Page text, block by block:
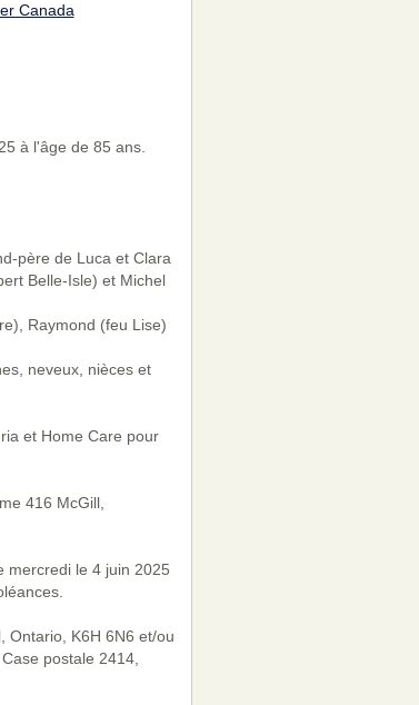
Canada
à l'âge de 85 ans.
père de Luca et Clara
Belle-Isle) et Michel
Raymond (feu Lise)
neveux, nièces et
et Home Care pour
416 McGill,
mercredi le 4 juin 2025
Ontario, K6H 6N6 et/ou
postale 2414,